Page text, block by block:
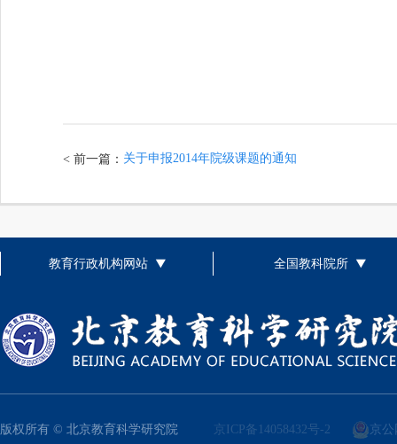
< 前一篇： 关于申报2014年院级课题的通知
教育行政机构网站 全国教科院所
版权所有 © 北京教育科学研究院 京ICP备14058432号-2 京公